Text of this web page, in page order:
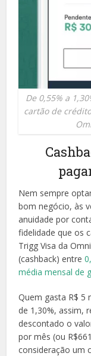
De 0,55% a
cartão de
Nem sempre
bom negócio, às
anuidade por
fidelidade que os
Trigg Visa da
(cashback) entre
média mensal de
Quem gasta R$ 5
de 1,30%, assim,
descontado o
por mês (ou
consideração um